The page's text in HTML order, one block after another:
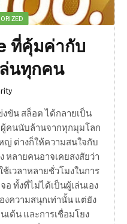
ที่คุ้มค่ากับ
ล่นทุกคน
ขัน สล็อต ได้กลายเป็น
คนนับล้านจากทุกมุมโลก
ญ่ ต่างก็ให้ความสนใจกับ
หลายคนอาจเคยสงสัยว่า
เวลาหลายชั่วโมงในการ
ทั้งที่ไม่ได้เป็นผู้เล่นเอง
งความสนุกเท่านั้น แต่ยัง
ต้น และการเชื่อมโยง